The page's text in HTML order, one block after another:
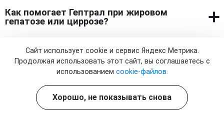
веществ и выведения токсинов при различных
заболеваниях, таких как гепатиты, жировой гепатоз и
Как помогает Гептрал при жировом
гепатозе или циррозе?
Гептрал помогает при жировом гепатозе и циррозе,
восстанавливая поврежденные клетки печени,
улучшая обменные процессы и снижая воспаление, что
снижению токсической нагрузки.
Можно ли проводить инфузии Гептрала на
Проведение капельницы Гептрал на дому — это
удобный и безопасный способ получить необходимое
Сайт использует cookie и сервис Яндекс Метрика.
Продолжая использовать этот сайт, вы соглашаетесь с
использованием cookie-файлов.
Хорошо, не показывать снова